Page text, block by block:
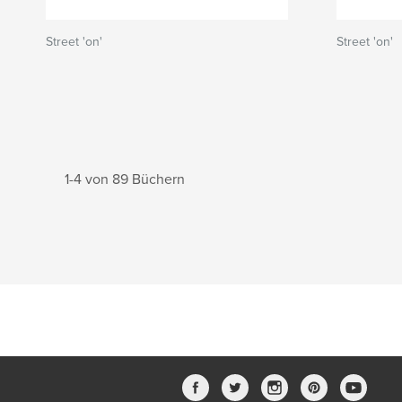
Street 'on' Street 'on'
1-4 von 89 Büchern